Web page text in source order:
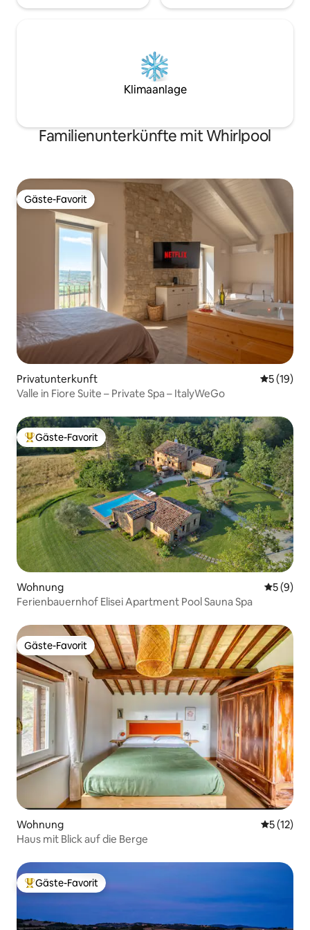
Klimaanlage
Familienunterkünfte mit Whirlpool
Gäste-Favorit
Gäste-Favorit
Privatunterkunft
5 (19)
Valle in Fiore Suite – Private Spa – ItalyWeGo
Beliebter Gäste-Favorit.
Gäste-Favorit
Wohnung
5 (9)
Ferienbauernhof Elisei Apartment Pool Sauna Spa
Gäste-Favorit
Gäste-Favorit
Wohnung
5 (12)
Haus mit Blick auf die Berge
Beliebter Gäste-Favorit.
Gäste-Favorit